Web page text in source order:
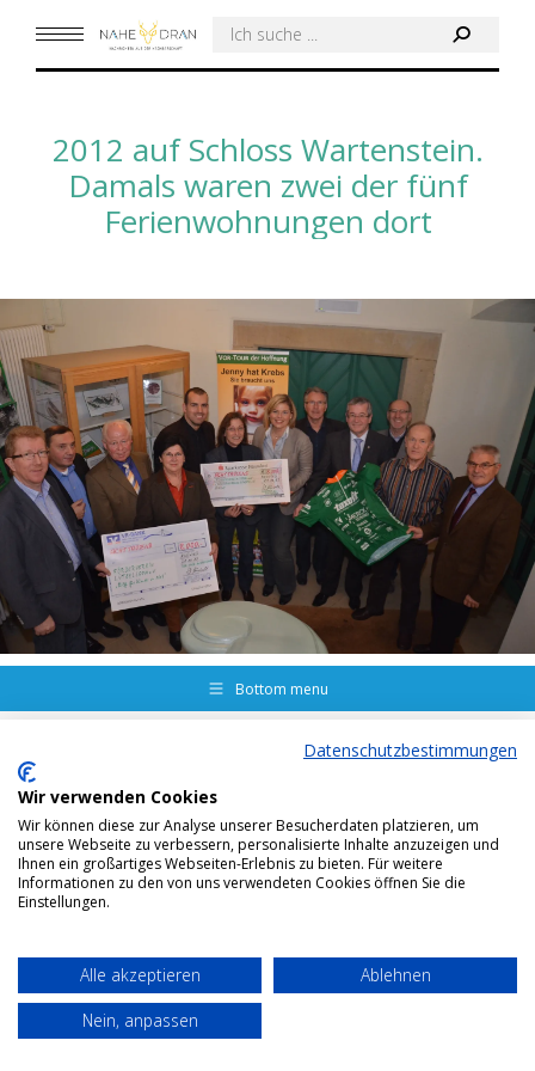
Search:
2012 auf Schloss Wartenstein.
Damals waren zwei der fünf
Ferienwohnungen dort
Bottom menu
Datenschutzbestimmungen
Wir verwenden Cookies
Wir können diese zur Analyse unserer Besucherdaten platzieren, um
unsere Webseite zu verbessern, personalisierte Inhalte anzuzeigen und
Ihnen ein großartiges Webseiten-Erlebnis zu bieten. Für weitere
Informationen zu den von uns verwendeten Cookies öffnen Sie die
Einstellungen.
Alle akzeptieren
Ablehnen
Nein, anpassen